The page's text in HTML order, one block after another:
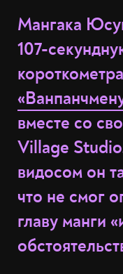
Мангака
107-
вместе со
Village
видосом он
что не смог
главу манги